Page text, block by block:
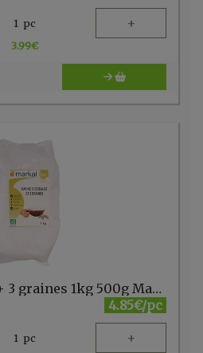
1 pc +
3.99€
Farine 5 cereales + 3 graines 1kg 500g Markal
4.85€/pc
1 pc +